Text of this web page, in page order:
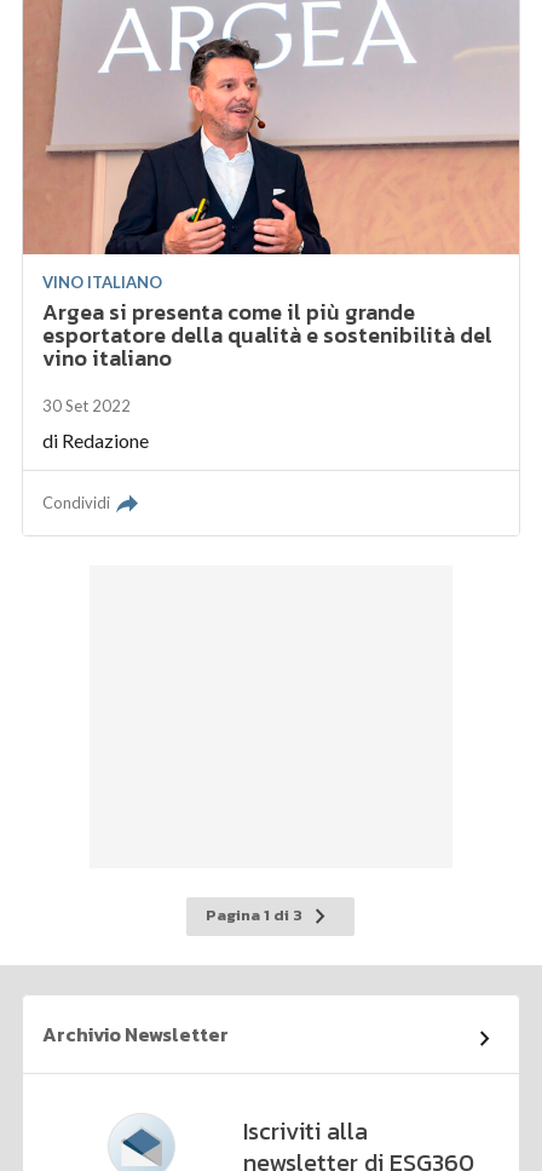
VINO ITALIANO
Argea si presenta come il più grande
esportatore della qualità e sostenibilità del
vino italiano
30 Set 2022
di Redazione
Condividi
Pagina 1 di 3
Pagina
successiva
Archivio Newsletter
Iscriviti alla
newsletter di ESG360